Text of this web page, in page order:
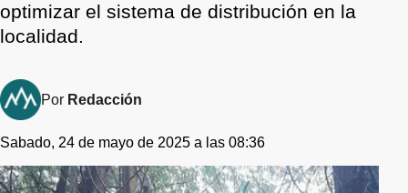
optimizar el sistema de distribución en la
localidad.
Por Redacción
Sabado, 24 de mayo de 2025 a las 08:36